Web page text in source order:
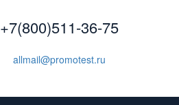
+7(800)511-36-75
allmail@promotest.ru